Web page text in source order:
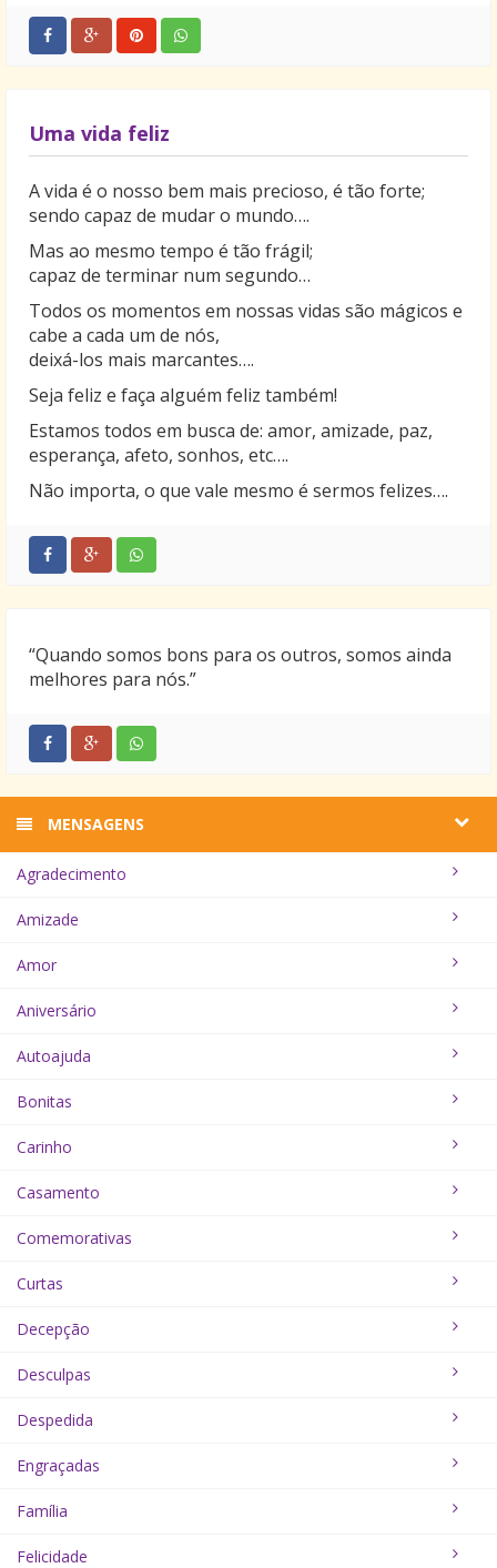
Uma vida feliz
A vida é o nosso bem mais precioso, é tão forte;
sendo capaz de mudar o mundo….
Mas ao mesmo tempo é tão frágil;
capaz de terminar num segundo…
Todos os momentos em nossas vidas são mágicos e
cabe a cada um de nós,
deixá-los mais marcantes….
Seja feliz e faça alguém feliz também!
Estamos todos em busca de: amor, amizade, paz,
esperança, afeto, sonhos, etc….
Não importa, o que vale mesmo é sermos felizes….
“Quando somos bons para os outros, somos ainda
melhores para nós.”
MENSAGENS
Agradecimento
Amizade
Amor
Aniversário
Autoajuda
Bonitas
Carinho
Casamento
Comemorativas
Curtas
Decepção
Desculpas
Despedida
Engraçadas
Família
Felicidade